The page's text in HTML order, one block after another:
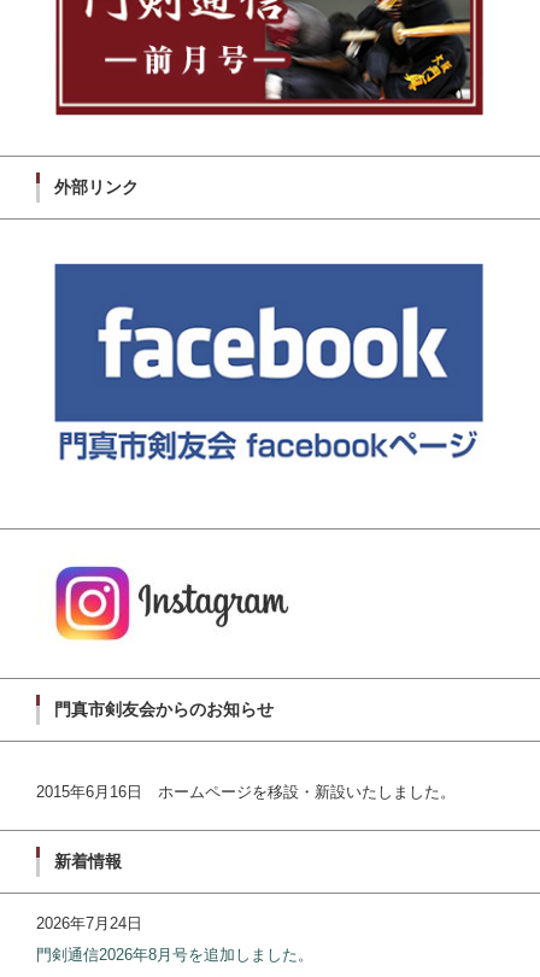
外部リンク
門真市剣友会からのお知らせ
2015年6月16日 ホームページを移設・新設いたしました。
新着情報
2026年7月24日
門剣通信2026年8月号を追加しました。